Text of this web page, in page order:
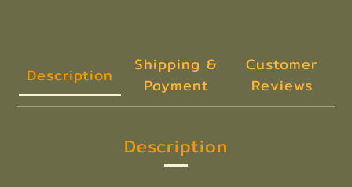
Description
Shipping &
Payment
Customer
Reviews
Description